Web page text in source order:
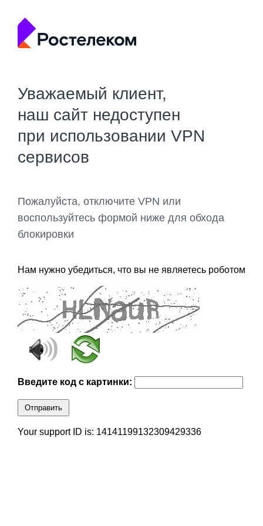
Уважаемый клиент,
наш сайт недоступен
при использовании VPN
сервисов
Пожалуйста, отключите VPN или
воспользуйтесь формой ниже для обхода
блокировки
Нам нужно убедиться, что вы не являетесь роботом
Введите код с картинки:
Отправить
Your support ID is: 14141199132309429336